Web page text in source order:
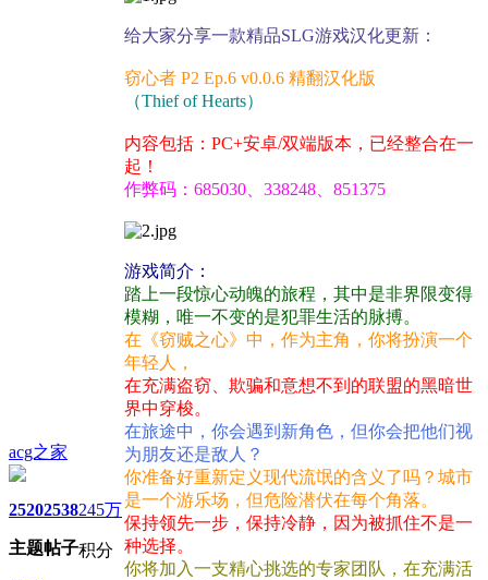
acg之家
2520
主题
2538
帖子
245万
积分
给大家分享一款精品SLG游戏汉化更新：
窃心者 P2 Ep.6 v0.0.6 精翻汉化版
（Thief of Hearts）
内容包括：PC+安卓/双端版本，已经整合在一
起！
作弊码：685030、338248、851375
游戏简介：
踏上一段惊心动魄的旅程，其中是非界限变得
模糊，唯一不变的是犯罪生活的脉搏。
在《窃贼之心》中，作为主角，你将扮演一个
年轻人，
在充满盗窃、欺骗和意想不到的联盟的黑暗世
界中穿梭。
在旅途中，你会遇到新角色，但你会把他们视
为朋友还是敌人？
你准备好重新定义现代流氓的含义了吗？城市
是一个游乐场，但危险潜伏在每个角落。
保持领先一步，保持冷静，因为被抓住不是一
种选择。
你将加入一支精心挑选的专家团队，在充满活